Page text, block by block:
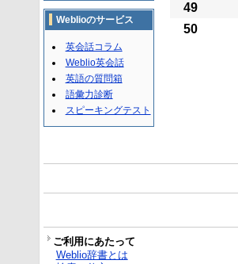
49
50
Weblioのサービス
英会話コラム
Weblio英会話
英語の質問箱
語彙力診断
スピーキングテスト
ご利用にあたって
Weblio辞書とは